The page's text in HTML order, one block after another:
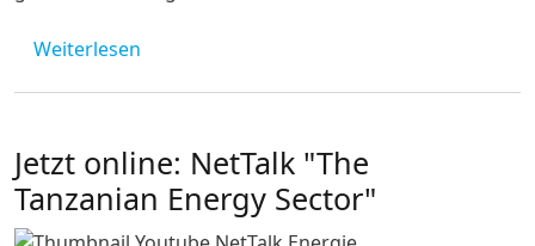
Weiterlesen
Jetzt online: NetTalk "The
Tanzanian Energy Sector"